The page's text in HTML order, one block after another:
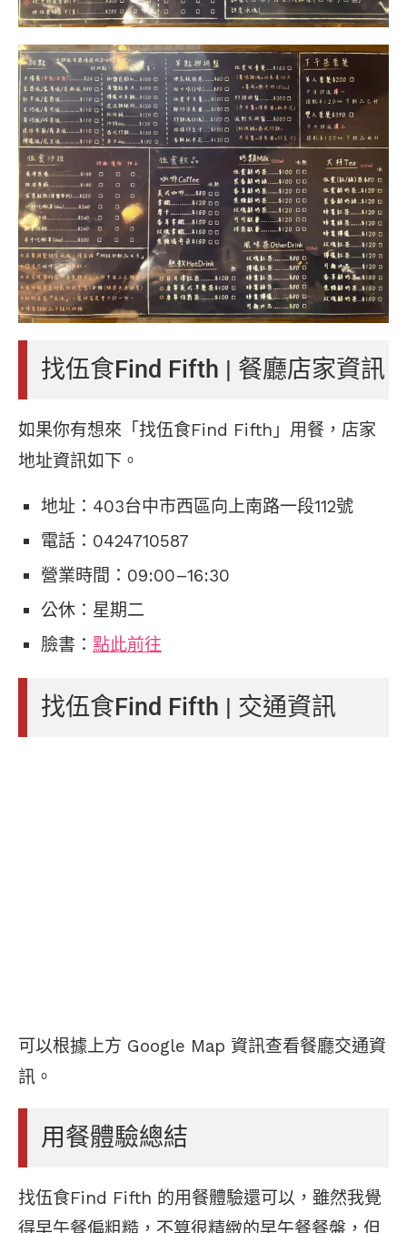
找伍食Find Fifth | 餐廳店家資訊
如果你有想來「找伍食Find Fifth」用餐，店家
地址資訊如下。
地址：403台中市西區向上南路一段112號
電話：0424710587
營業時間：09:00–16:30
公休：星期二
臉書： 點此前往
找伍食Find Fifth | 交通資訊
可以根據上方 Google Map 資訊查看餐廳交通資
訊。
用餐體驗總結
找伍食Find Fifth 的用餐體驗還可以，雖然我覺
得早午餐偏粗糙，不算很精緻的早午餐餐盤，但